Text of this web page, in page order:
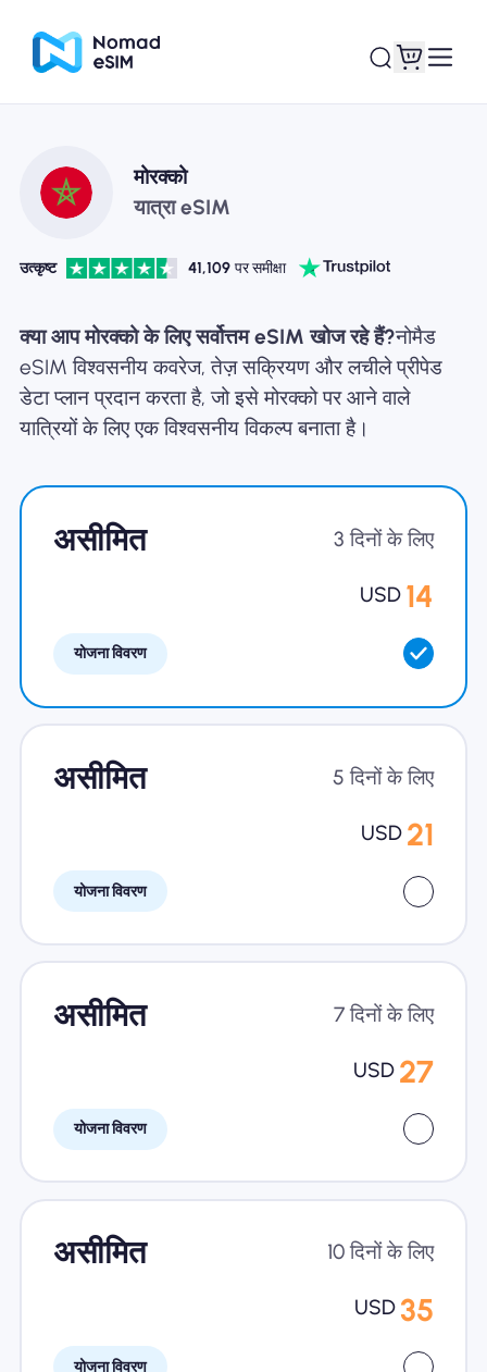
लॉगइन साइनअप
ई-सिम के बारे में
मोरक्को
यात्रा eSIM
उत्कृष्ट 41,109 पर समीक्षा
क्या आप मोरक्को के लिए सर्वोत्तम eSIM खोज रहे हैं?नोमैड
eSIM विश्वसनीय कवरेज, तेज़ सक्रियण और लचीले प्रीपेड
डेटा प्लान प्रदान करता है, जो इसे मोरक्को पर आने वाले
यात्रियों के लिए एक विश्वसनीय विकल्प बनाता है।
असीमित 3 दिनों के लिए
USD 14
योजना विवरण
असीमित 5 दिनों के लिए
USD 21
योजना विवरण
असीमित 7 दिनों के लिए
USD 27
योजना विवरण
असीमित 10 दिनों के लिए
USD 35
योजना विवरण